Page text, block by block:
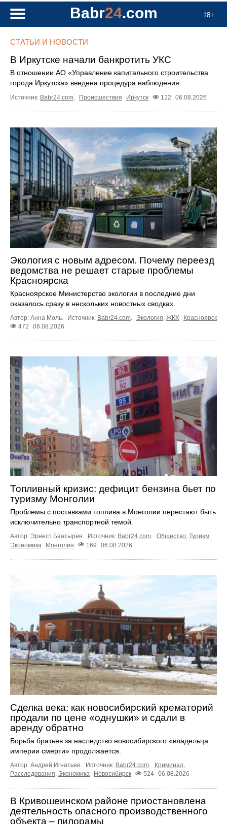
18+
Babr24.com
СТАТЬИ И НОВОСТИ
В Иркутске начали банкротить УКС
В отношении АО «Управление капитального строительства
города Иркутска» введена процедура наблюдения.
Источник: Babr24.com. Происшествия Иркутск 122 06.08.2026
Экология с новым адресом. Почему переезд
ведомства не решает старые проблемы
Красноярска
Красноярское Министерство экологии в последние дни
оказалось сразу в нескольких новостных сводках.
Автор: Анна Моль. Источник: Babr24.com Экология ЖКХ
Красноярск
472
06.08.2026
Топливный кризис: дефицит бензина бьет по
туризму Монголии
Проблемы с поставками топлива в Монголии перестают быть
исключительно транспортной темой.
Автор: Эрнест Баатырев. Источник: Babr24.com. Общество, Туризм,
Экономика
Монголия 169 06.08.2026
Сделка века: как новосибирский крематорий
продали по цене «однушки» и сдали в
аренду обратно
Борьба братьев за наследство новосибирского «владельца
империи смерти» продолжается.
Автор: Андрей Игнатьев. Источник: Babr24.com. Криминал,
Расследования, Экономика Новосибирск 524 06.08.2026
В Кривошеинском районе приостановлена
деятельность опасного производственного
объекта – пилорамы